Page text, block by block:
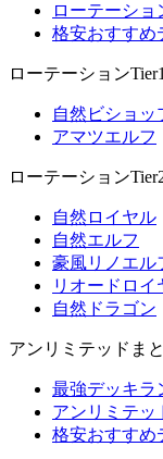
ローテーショ
格安おすすめ
ローテーションTier1
自然ビショッ
アマツエルフ
ローテーション
自然ロイヤル
自然エルフ
豪風リノエル
リオードロイ
自然ドラゴン
アンリミテッドま
最強デッキラ
アンリミテッ
格安おすすめ